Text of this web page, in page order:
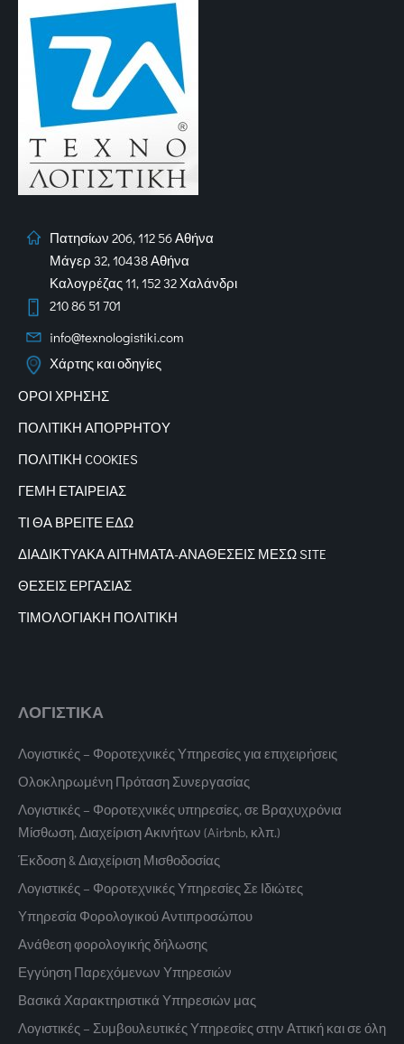
Πατησίων 206, 112 56 Αθήνα
Μάγερ 32, 10438 Αθήνα
Καλογρέζας 11, 152 32 Χαλάνδρι
210 86 51 701
info@texnologistiki.com
Χάρτης και οδηγίες
ΟΡΟΙ ΧΡΗΣΗΣ
ΠΟΛΙΤΙΚΗ ΑΠΟΡΡΗΤΟΥ
ΠΟΛΙΤΙΚΗ COOKIES
ΓΕΜΗ ΕΤΑΙΡΕΙΑΣ
ΤΙ ΘΑ ΒΡΕΙΤΕ ΕΔΩ
ΔΙΑΔΙΚΤΥΑΚΑΑΙΤΗΜΑΤΑ-ΑΝΑΘΕΣΕΙΣ ΜΕΣΩ SITE
ΘΕΣΕΙΣ ΕΡΓΑΣΙΑΣ
ΤΙΜΟΛΟΓΙΑΚΗ ΠΟΛΙΤΙΚΗ
ΛΟΓΙΣΤΙΚΑ
Λογιστικές – Φοροτεχνικές Υπηρεσίες για επιχειρήσεις
Ολοκληρωμένη Πρόταση Συνεργασίας
Λογιστικές – Φοροτεχνικές υπηρεσίες, σε Βραχυχρόνια
Μίσθωση, Διαχείριση Ακινήτων (Airbnb, κλπ.)
Έκδοση & Διαχείριση Μισθοδοσίας
Λογιστικές – Φοροτεχνικές Υπηρεσίες Σε Ιδιώτες
Υπηρεσία Φορολογικού Αντιπροσώπου
Ανάθεση φορολογικής δήλωσης
Εγγύηση Παρεχόμενων Υπηρεσιών
Βασικά Χαρακτηριστικά Υπηρεσιών μας
Λογιστικές – Συμβουλευτικές Υπηρεσίες στην Αττική και σε όλη